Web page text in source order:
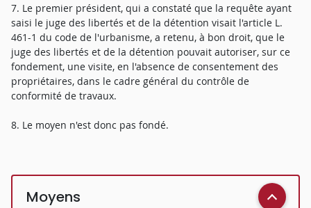
7. Le premier président, qui a constaté que la requête ayant
saisi le juge des libertés et de la détention visait l'article L.
461-1 du code de l'urbanisme, a retenu, à bon droit, que le
juge des libertés et de la détention pouvait autoriser, sur ce
fondement, une visite, en l'absence de consentement des
propriétaires, dans le cadre général du contrôle de
conformité de travaux.
8. Le moyen n'est donc pas fondé.
Moyens